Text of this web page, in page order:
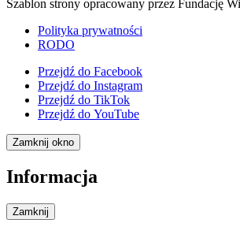
Szablon strony opracowany przez Fundację
Polityka prywatności
RODO
Przejdź do Facebook
Przejdź do Instagram
Przejdź do TikTok
Przejdź do YouTube
Zamknij okno
Informacja
Zamknij